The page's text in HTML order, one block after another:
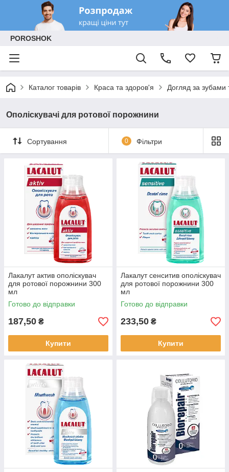
POROSHOK
Каталог товарів Краса та здоров'я Догляд за
Ополіскувачі для ротової порожнини
Сортування 0 Фільтри
Лакалут актив ополіскувач
для ротової порожнини 300
мл
Готово до відправки
187,50 ₴
Купити
Лакалут сенситив ополіскувач
для ротової порожнини 300
мл
Готово до відправки
233,50 ₴
Купити